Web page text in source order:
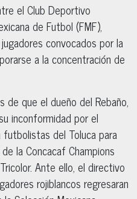
el Club Deportivo
de Futbol (FMF),
convocados por la
a la concentración de
de que el dueño del Rebaño,
inconformidad por el
del Toluca para
la Concacaf Champions
Ante ello, el directivo
rojiblancos regresaran